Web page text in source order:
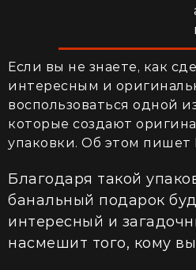
Если вы не знаете, как
интересным и
воспользоваться одной
которые создают
упаковки. Об этом пишет
Благодаря такой
банальный подарок
интересный и
насмешит того, кому